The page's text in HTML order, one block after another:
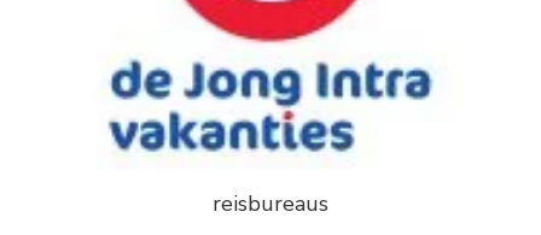
reisbureaus